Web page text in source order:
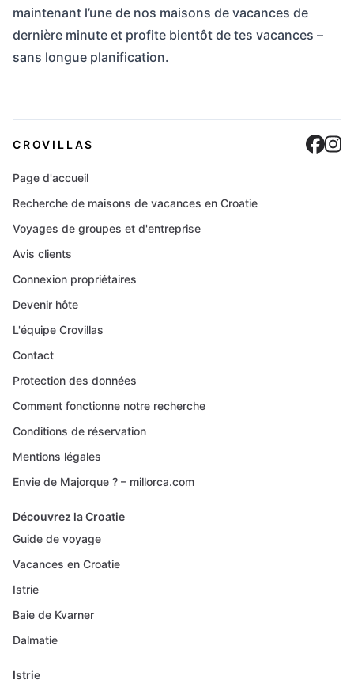
maintenant l’une de nos maisons de vacances de
dernière minute et profite bientôt de tes vacances –
sans longue planification.
CROVILLAS
Page d'accueil
Recherche de maisons de vacances en Croatie
Voyages de groupes et d'entreprise
Avis clients
Connexion propriétaires
Devenir hôte
L'équipe Crovillas
Contact
Protection des données
Comment fonctionne notre recherche
Conditions de réservation
Mentions légales
Envie de Majorque ? – millorca.com
Découvrez la Croatie
Guide de voyage
Vacances en Croatie
Istrie
Baie de Kvarner
Dalmatie
Istrie